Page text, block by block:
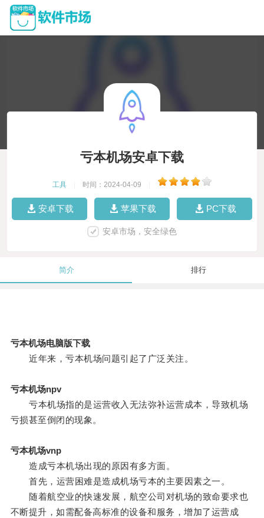
亏本机场安卓下载
工具 时间：2024-04-09
安卓下载 苹果下载 PC下载
安卓市场，安全绿色
简介 排行
亏本机场电脑版下载
近年来，亏本机场问题引起了广泛关注。
亏本机场npv
亏本机场指的是运营收入无法弥补运营成本，导致机场
亏损甚至倒闭的现象。
亏本机场vnp
造成亏本机场出现的原因有多方面。
首先，运营困难是造成机场亏本的主要因素之一。
随着航空业的快速发展，航空公司对机场的致命要求也
不断提升，如需配备高标准的设备和服务，增加了运营成